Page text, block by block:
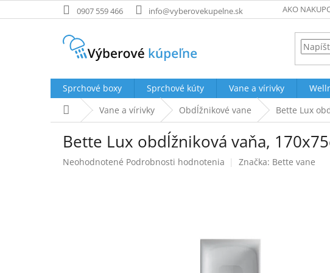
na
0907 559 466 info@vyberovekupelne.sk AKO
Sprchové boxy Sprchové kúty Vane a vírivky
DomovVane a vírivky Obdĺžnikové vane Bette Lux
Bette Lux obdĺžniková vaňa,
Priemerné
Neohodnotené Podrobnosti hodnotenia Značka: Bette vane